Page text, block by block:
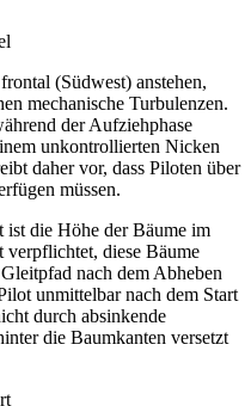
(Südwest) anstehen,
mechanische Turbulenzen.
der Aufziehphase
unkontrollierten Nicken
daher vor, dass Piloten über
müssen.
ist die Höhe der Bäume im
diese Bäume
nach dem Abheben
unmittelbar nach dem Start
durch absinkende
die Baumkanten versetzt